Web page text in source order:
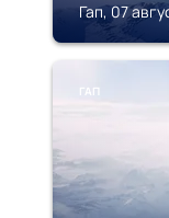
Гап, 07
ГАП